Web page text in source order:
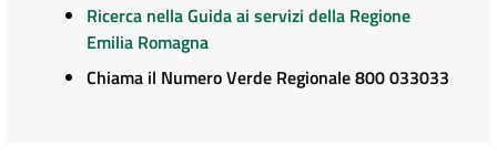
Ricerca nella Guida ai servizi della Regione
Emilia Romagna
Chiama il Numero Verde Regionale 800 033033